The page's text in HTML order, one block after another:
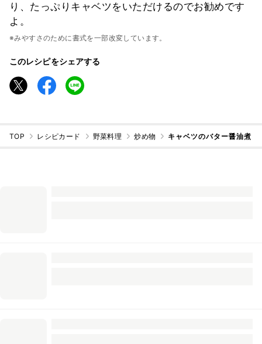
り、たっぷりキャベツをいただけるのでお勧めです
よ。
※みやすさのために書式を一部改変しています。
このレシピをシェアする
TOP レシピカード 野菜料理 炒め物 キャベツのバター醤油煮